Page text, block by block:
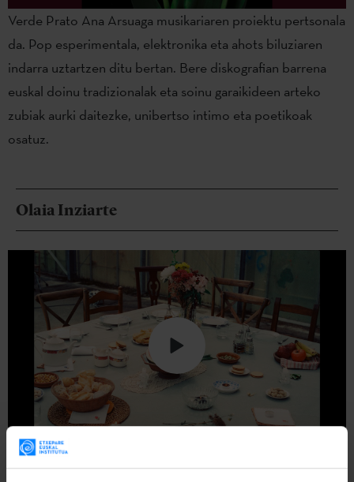
Verde Prato Ana Arsuaga musikariaren proiektu pertsonala
da. Pop esperimentala, elektronika eta ahots biluziaren
indarra uztartzen ditu bertan. Bere diskografian barrena
euskal doinu tradizionalak eta soinu garaikideen arteko
zubiak aurki daitezke, unibertso intimo eta poetikoak
osatuz.
Olaia Inziarte
2022an hasi zuen bakarkako ibilbidea Olaia Inziarte euskal